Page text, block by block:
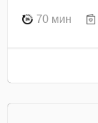
70 мин